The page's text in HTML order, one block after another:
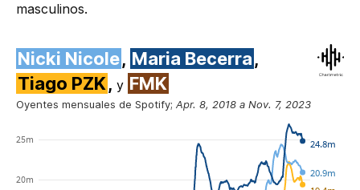
masculinos.